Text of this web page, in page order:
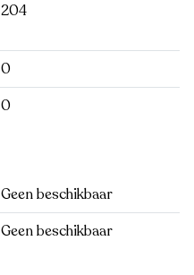
204
0
0
Geen beschikbaar
Geen beschikbaar